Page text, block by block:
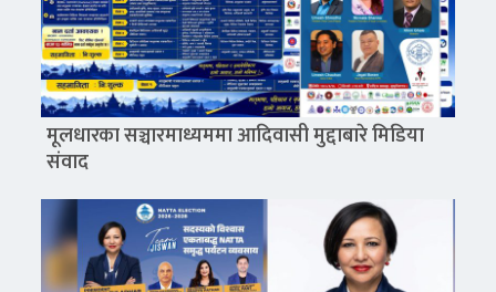
मूलधारका सञ्चारमाध्यममा आदिवासी मुद्दाबारे मिडिया
संवाद